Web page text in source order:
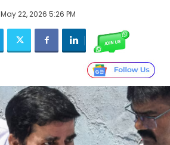
May 22, 2026 5:26 PM